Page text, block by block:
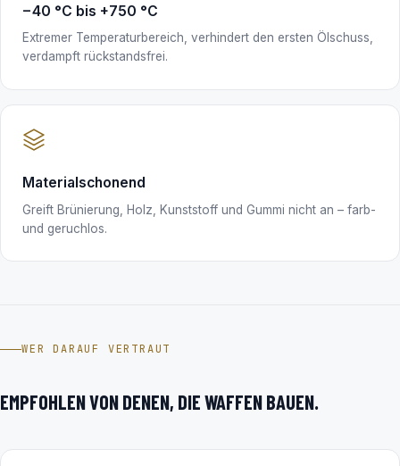
−40 °C bis +750 °C
Extremer Temperaturbereich, verhindert den ersten Ölschuss,
verdampft rückstandsfrei.
Materialschonend
Greift Brünierung, Holz, Kunststoff und Gummi nicht an – farb-
und geruchlos.
WER DARAUF VERTRAUT
EMPFOHLEN VON DENEN, DIE WAFFEN BAUEN.